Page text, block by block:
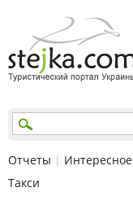
Отчеты | Интересное
Такси